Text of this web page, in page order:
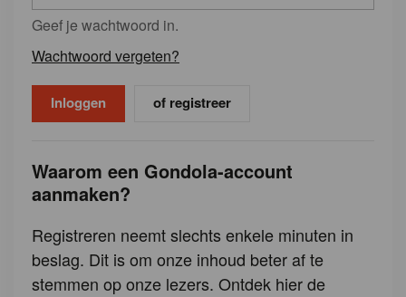
Geef je wachtwoord in.
Wachtwoord vergeten?
of registreer
Waarom een Gondola-account
aanmaken?
Registreren neemt slechts enkele minuten in
beslag. Dit is om onze inhoud beter af te
stemmen op onze lezers. Ontdek hier de